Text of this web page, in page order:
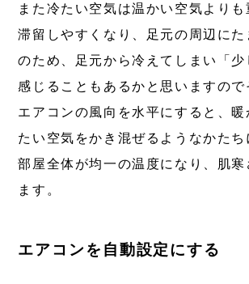
また冷たい空気は温かい空気よりも
滞留しやすくなり、足元の周辺にた
のため、足元から冷えてしまい「少
感じることもあるかと思いますので
エアコンの風向を水平にすると、
たい空気をかき混ぜるようなかたち
部屋全体が均一の温度になり、肌寒
ます。
エアコンを自動設定にする